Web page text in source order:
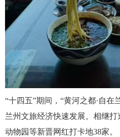
“十四五”期间，“黄河之都·自在
兰州文旅经济快速发展。相继打
动物园等新晋网红打卡地38家。